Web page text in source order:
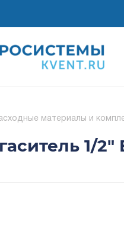
материалы и
1/2"